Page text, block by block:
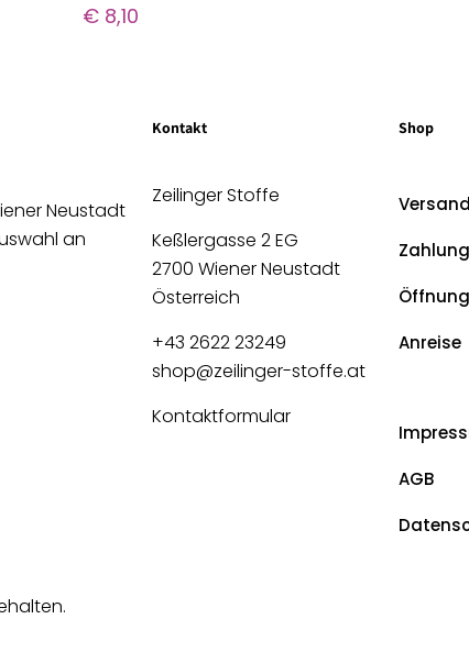
€ 8,10
Neustadt
an
Kontakt
Zeilinger Stoffe
Keßlergasse 2 EG
2700 Wiener Neustadt
Österreich
+43 2622 23249
shop@zeilinger-stoffe.at
Kontaktformular
Shop
Versand
Anreise
AGB